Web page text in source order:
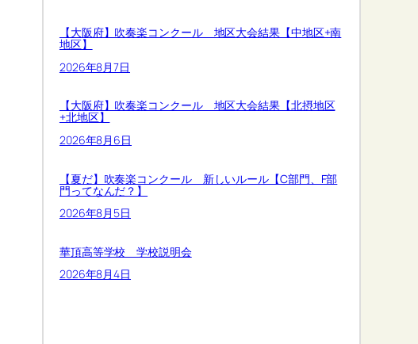
【大阪府】吹奏楽コンクール 地区大会結果【中地区+南
地区】
2026年8月7日
【大阪府】吹奏楽コンクール 地区大会結果【北摂地区
+北地区】
2026年8月6日
【夏だ】吹奏楽コンクール 新しいルール【C部門、F部
門ってなんだ？】
2026年8月5日
華頂高等学校 学校説明会
2026年8月4日